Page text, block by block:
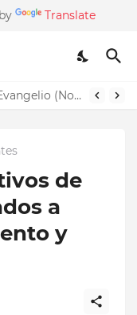
Translate
Nueva clase de Fundamentos del Evangelio (Nos recuerda la de Principios del Evangelio)
de
a
y